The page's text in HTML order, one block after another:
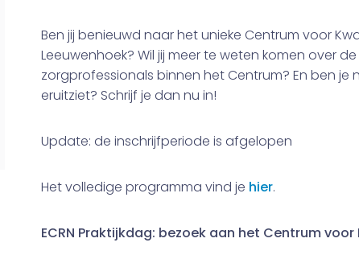
Ben jij benieuwd naar het unieke Centrum voor
Leeuwenhoek? Wil jij meer te weten komen over
zorgprofessionals binnen het Centrum? En ben je
eruitziet? Schrijf je dan nu in!
Update: de inschrijfperiode is afgelopen
Het volledige programma vind je hier.
ECRN Praktijkdag: bezoek aan het Centrum